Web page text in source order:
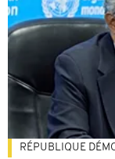
RÉPUBLIQUE